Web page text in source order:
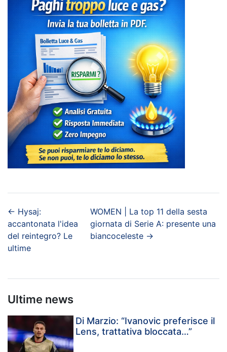
← Hysaj:
accantonata l'idea
del reintegro? Le
ultime
WOMEN | La top 11 della sesta
giornata di Serie A: presente una
biancoceleste →
Ultime news
Di Marzio: “Ivanovic preferisce il
Lens, trattativa bloccata…”